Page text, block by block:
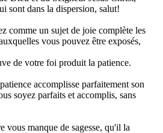
sont dans la dispersion, salut!
comme un sujet de joie complète les
vous pouvez être exposés,
de votre foi produit la patience.
accomplisse parfaitement son
soyez parfaits et accomplis, sans
vous manque de sagesse, qu'il la